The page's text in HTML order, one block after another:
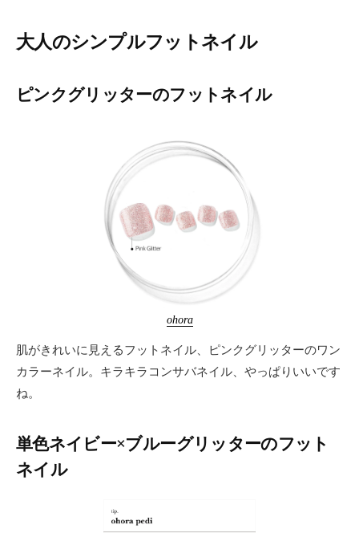
大人のシンプルフットネイル
ピンクグリッターのフットネイル
ohora
肌がきれいに見えるフットネイル、ピンクグリッターのワン
カラーネイル。キラキラコンサバネイル、やっぱりいいです
ね。
単色ネイビー×ブルーグリッターのフット
ネイル